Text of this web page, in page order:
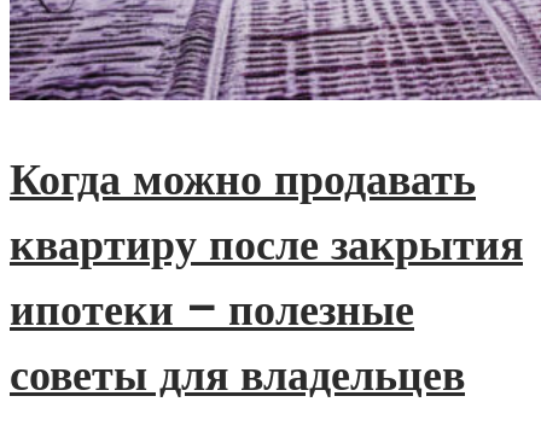
Когда можно продавать
квартиру после закрытия
ипотеки – полезные
советы для владельцев